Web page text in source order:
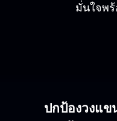
มั่นใจพ
ปกป้องวงแ